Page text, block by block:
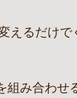
えるだけ
み合わせ